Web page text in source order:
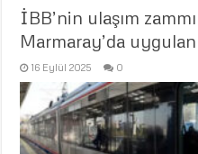
İBB’nin ulaşım
Marmaray’da
16 Eylül 2025 0